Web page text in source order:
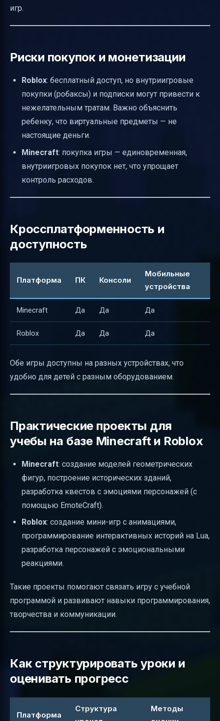
игр.
Риски покупок и монетизации
Roblox: бесплатный доступ, но внутриигровые
покупки (робаксы) и подписки могут привести к
нежелательным тратам. Важно объяснить
ребенку, что виртуальные предметы — не
настоящие деньги.
Minecraft: покупка игры — единовременная,
внутриигровых покупок нет, что упрощает
контроль расходов.
Кроссплатформенность и
доступность
Платформа ПК Консоли
Мобильные
устройства
Minecraft Да Да Да
Roblox Да Да Да
Обе игры доступны на разных устройствах, что
удобно для детей с разным оборудованием.
Практические проекты для
учебы на базе Minecraft и Roblox
Minecraft: создание моделей геометрических
фигур, построение исторических зданий,
разработка квестов с эмоциями персонажей (с
помощью EmoteCraft).
Roblox: создание мини-игр с анимациями,
программирование интерактивных историй на Lua,
разработка персонажей с эмоциональными
реакциями.
Такие проекты помогают связать игру с учебной
программой и развивают навыки программирования,
творчества и коммуникации.
Как структурировать уроки и
оценивать прогресс
Платформа
Структура
Методы